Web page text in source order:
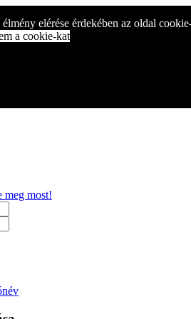
elérése érdekében az oldal
a cookie-kat
meg most!